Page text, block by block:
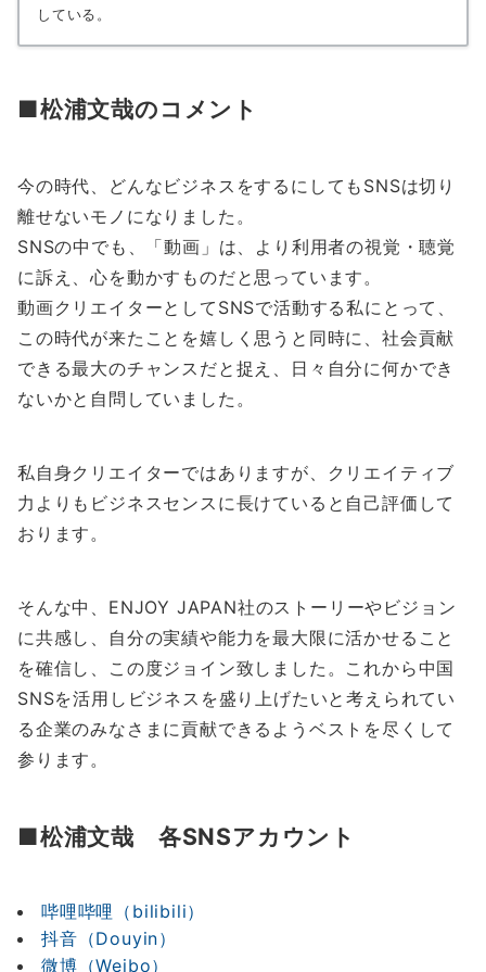
している。
■松浦文哉のコメント
今の時代、どんなビジネスをするにしてもSNSは切り
離せないモノになりました。
SNSの中でも、「動画」は、より利用者の視覚・聴覚
に訴え、心を動かすものだと思っています。
動画クリエイターとしてSNSで活動する私にとって、
この時代が来たことを嬉しく思うと同時に、社会貢献
できる最大のチャンスだと捉え、日々自分に何かでき
ないかと自問していました。
私自身クリエイターではありますが、クリエイティブ
力よりもビジネスセンスに長けていると自己評価して
おります。
そんな中、ENJOY JAPAN社のストーリーやビジョン
に共感し、自分の実績や能力を最大限に活かせること
を確信し、この度ジョイン致しました。これから中国
SNSを活用しビジネスを盛り上げたいと考えられてい
る企業のみなさまに貢献できるようベストを尽くして
参ります。
■松浦文哉 各SNSアカウント
哔哩哔哩（bilibili）
抖音（Douyin）
微博（Weibo）